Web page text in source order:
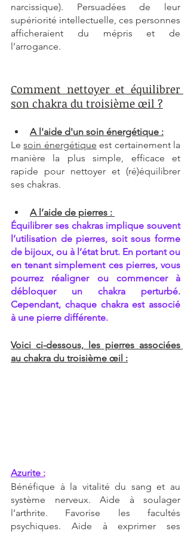
narcissique). Persuadées de leur
supériorité intellectuelle, ces personnes
afficheraient du mépris et de
l’arrogance.
Comment nettoyer et équilibrer
son chakra du troisième œil ?
A l'aide d'un soin énergétique :
Le soin énergétique est certainement la
manière la plus simple, efficace et
rapide pour nettoyer et (ré)équilibrer
ses chakras.
A l’aide de pierres :
Équilibrer ses chakras implique souvent
l’utilisation de pierres, soit sous forme
de bijoux, ou à l’état brut. En portant ou
en tenant simplement ces pierres, vous
pourrez réaligner ou commencer à
débloquer un chakra perturbé.
Cependant, chaque chakra est associé
à une pierre différente.
Voici ci-dessous, les pierres associées
au chakra du troisième œil :
Azurite :
Bénéfique à la vitalité du sang et au
système nerveux. Aide à soulager
l’arthrite. Favorise les facultés
psychiques. Aide à exprimer ses